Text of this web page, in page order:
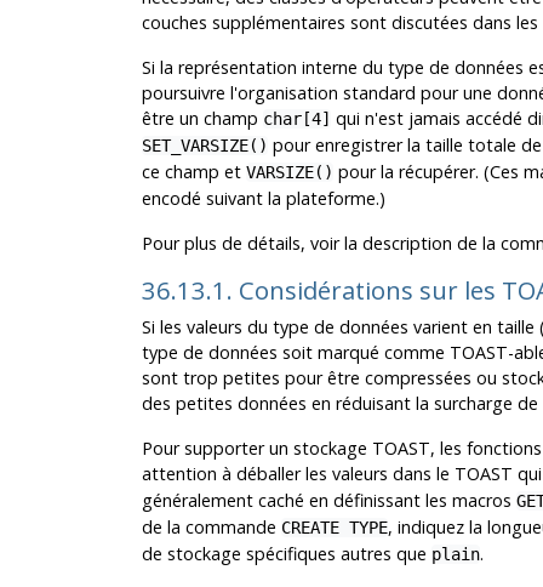
couches supplémentaires sont discutées dans
Si la représentation interne du type de données
poursuivre l'organisation standard pour une
être un champ char[4] qui n'est jamais accédé
SET_VARSIZE() pour enregistrer la taille totale
ce champ et VARSIZE() pour la récupérer. (Ces
encodé suivant la plateforme.)
Pour plus de détails, voir la description de la
36.13.1. Considérations sur les
Si les valeurs du type de données varient en
type de données soit marqué comme TOAST-
sont trop petites pour être compressées ou
des petites données en réduisant la surcharge
Pour supporter un stockage TOAST, les
attention à déballer les valeurs dans le TOAST
généralement caché en définissant les macros
de la commande CREATE TYPE, indiquez la
de stockage spécifiques autres que plain.